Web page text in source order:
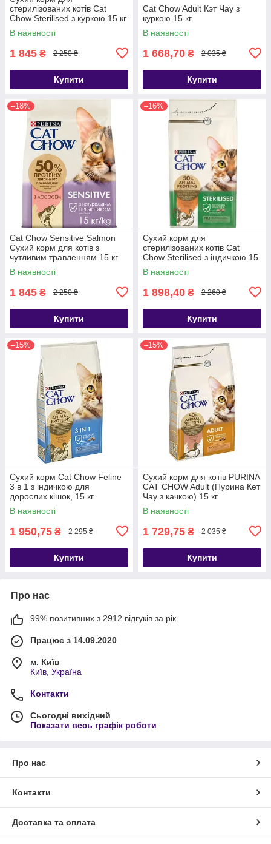
стерилізованих котів Cat
Chow Sterilised з куркою 15 кг
В наявності
1 845 ₴ 2 250 ₴
Купити
Cat Chow Adult Кэт Чау з
куркою 15 кг
В наявності
1 668,70 ₴ 2 035 ₴
Купити
–18%
Cat Chow Sensitive Salmon
Сухий корм для котів з
чутливим травленням 15 кг
В наявності
1 845 ₴ 2 250 ₴
Купити
–16%
Сухий корм для
стерилізованих котів Cat
Chow Sterilised з індичкою 15
кг
В наявності
1 898,40 ₴ 2 260 ₴
Купити
–15%
Сухий корм Cat Chow Feline
3 в 1 з індичкою для
дорослих кішок, 15 кг
В наявності
1 950,75 ₴ 2 295 ₴
Купити
–15%
Сухий корм для котів PURINA
CAT CHOW Adult (Пурина Кет
Чау з качкою) 15 кг
В наявності
1 729,75 ₴ 2 035 ₴
Купити
Про нас
99% позитивних з 2912 відгуків за рік
Працює з 14.09.2020
м. Київ
Київ, Україна
Контакти
Сьогодні вихідний
Показати весь графік роботи
Про нас
Контакти
Доставка та оплата